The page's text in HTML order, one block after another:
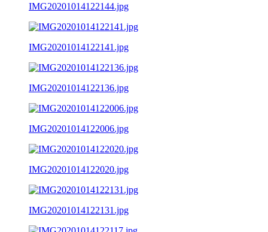
IMG20201014122144.jpg
IMG20201014122141.jpg
IMG20201014122136.jpg
IMG20201014122006.jpg
IMG20201014122020.jpg
IMG20201014122131.jpg